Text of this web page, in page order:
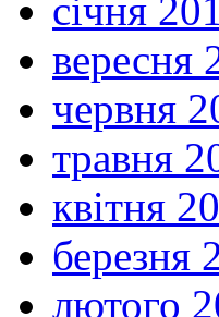
січня
вересня
червня
травня
квітня
березня
лютого